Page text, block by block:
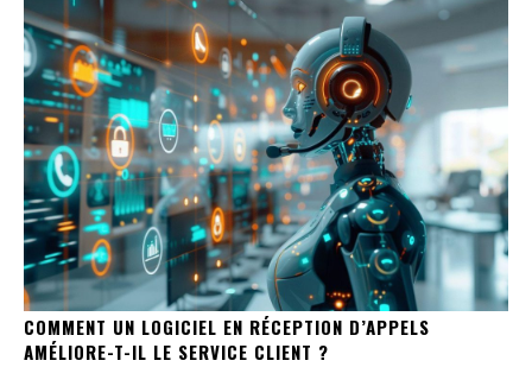
COMMENT UN LOGICIEL EN RÉCEPTION D’APPELS
AMÉLIORE-T-IL LE SERVICE CLIENT ?